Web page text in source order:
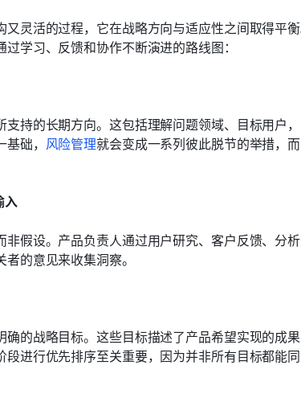
灵活的过程，它在战略方向与适应性之间取得平
学习、反馈和协作不断演进的路线图：
持的长期方向。这包括理解问题领域、目标用户
础， 风险管理就会变成一系列彼此脱节的举措，
入
假设。产品负责人通过用户研究、客户反馈、分
的意见来收集洞察。
的战略目标。这些目标描述了产品希望实现的成
进行优先排序至关重要，因为并非所有目标都能同